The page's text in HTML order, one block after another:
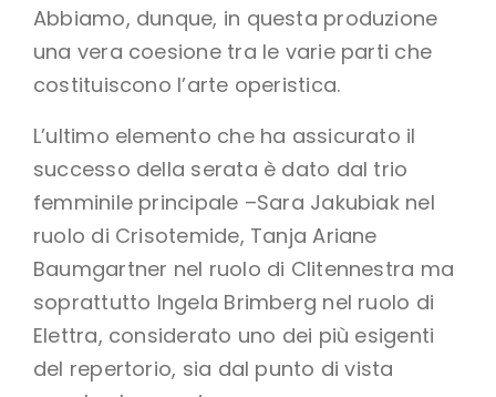
Abbiamo, dunque, in questa produzione
una vera coesione tra le varie parti che
costituiscono l’arte operistica.
L’ultimo elemento che ha assicurato il
successo della serata è dato dal trio
femminile principale –Sara Jakubiak nel
ruolo di Crisotemide, Tanja Ariane
Baumgartner nel ruolo di Clitennestra ma
soprattutto Ingela Brimberg nel ruolo di
Elettra, considerato uno dei più esigenti
del repertorio, sia dal punto di vista